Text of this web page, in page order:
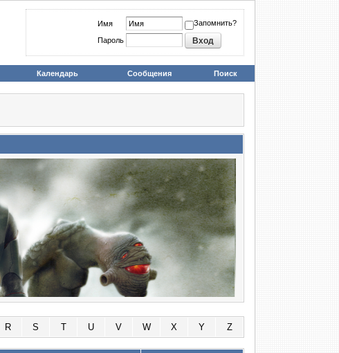
Имя Запомнить?
Пароль
Календарь Сообщения Поиск
R S T U V W X Y Z